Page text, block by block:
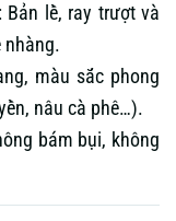
Bản lề, ray trượt và
nhàng.
màu sắc phong
nâu cà phê…).
bám bụi, không